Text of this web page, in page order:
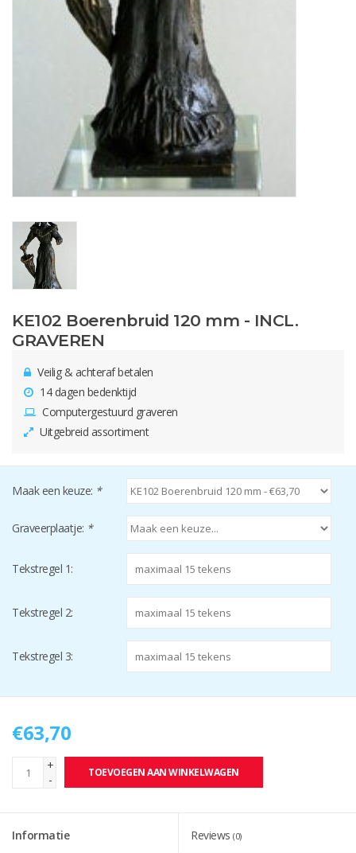
KE102 Boerenbruid 120 mm - INCL.
GRAVEREN
Veilig & achteraf betalen
14 dagen bedenktijd
Computergestuurd graveren
Uitgebreid assortiment
Maak een keuze: *
Graveerplaatje: *
Tekstregel 1:
Tekstregel 2:
Tekstregel 3:
€63,70
+
-
TOEVOEGEN AAN WINKELWAGEN
Informatie Reviews (0)